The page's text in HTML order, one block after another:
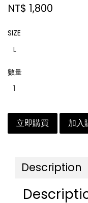
NT$ 1,800
SIZE
數量
立即購買 加入
Description